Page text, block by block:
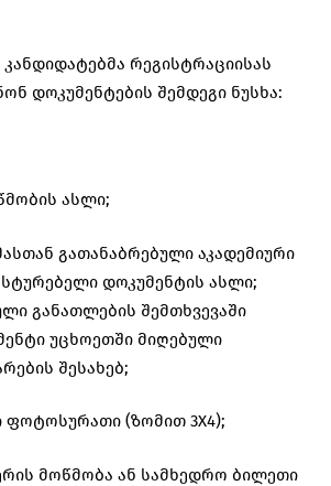
რეგისტრაციისას
დოკუმენტების შემდეგი ნუსხა:
ასლი;
გათანაბრებული აკადემიური
დოკუმენტის ასლი;
განათლების შემთხვევაში
უცხოეთში მიღებული
შესახებ;
(ზომით 3X4);
მოწმობა ან სამხედრო ბილეთი